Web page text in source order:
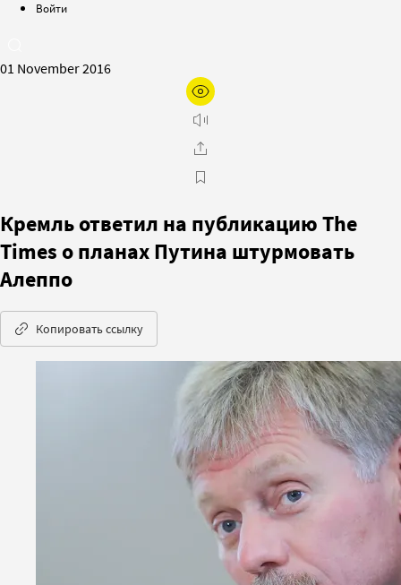
Войти
01 November 2016
Кремль ответил на публикацию The
Times о планах Путина штурмовать
Алеппо
Копировать ссылку